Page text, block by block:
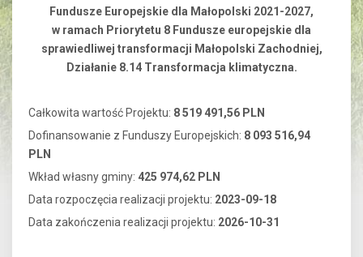
Fundusze Europejskie dla Małopolski 2021-2027,
w ramach Priorytetu 8 Fundusze europejskie dla
sprawiedliwej transformacji Małopolski Zachodniej,
Działanie 8.14 Transformacja klimatyczna.
Całkowita wartość Projektu: 8 519 491,56 PLN
Dofinansowanie z Funduszy Europejskich: 8 093 516,94
PLN
Wkład własny gminy: 425 974,62 PLN
Data rozpoczęcia realizacji projektu: 2023-09-18
Data zakończenia realizacji projektu: 2026-10-31